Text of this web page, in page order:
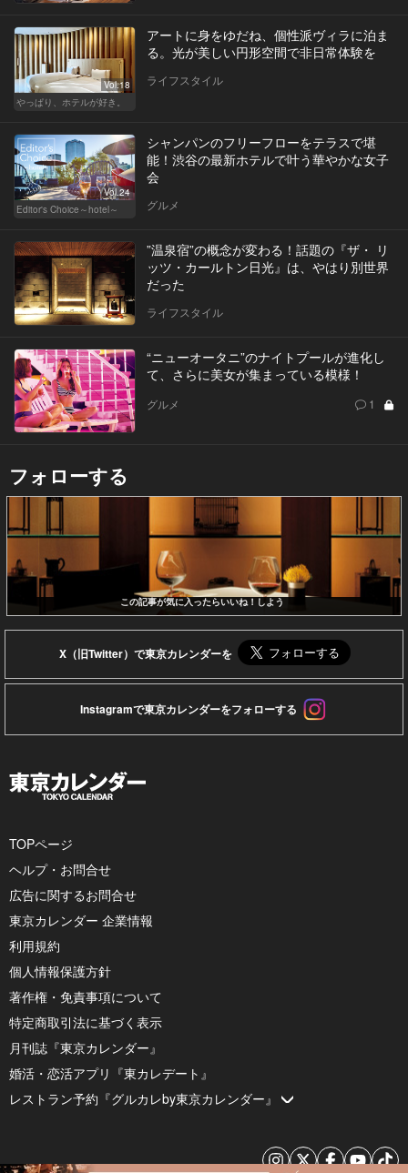
Vol.18
やっぱり、ホテルが好き。
アートに身をゆだね、個性派ヴィラに泊ま
る。光が美しい円形空間で非日常体験を
ライフスタイル
Vol.24
Editor's Choice～hotel～
シャンパンのフリーフローをテラスで堪
能！渋谷の最新ホテルで叶う華やかな女子
会
グルメ
”温泉宿”の概念が変わる！話題の『ザ・ リ
ッツ・カールトン日光』は、やはり別世界
だった
ライフスタイル
“ニューオータニ”のナイトプールが進化し
て、さらに美女が集まっている模様！
グルメ 1
フォローする
この記事が気に入ったらいいね！しよう
X（旧Twitter）で東京カレンダーを
Instagramで東京カレンダーをフォローする
TOPページ
ヘルプ・お問合せ
広告に関するお問合せ
東京カレンダー 企業情報
利用規約
個人情報保護方針
著作権・免責事項について
特定商取引法に基づく表示
月刊誌『東京カレンダー』
婚活・恋活アプリ『東カレデート』
レストラン予約『グルカレby東京カレンダー』